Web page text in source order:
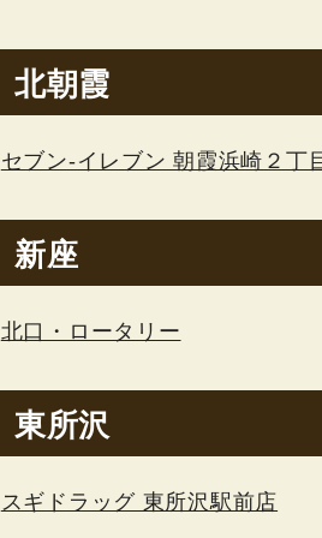
北朝霞
セブン-イレブン 朝霞浜崎２丁
新座
北口・ロータリー
東所沢
スギドラッグ 東所沢駅前店